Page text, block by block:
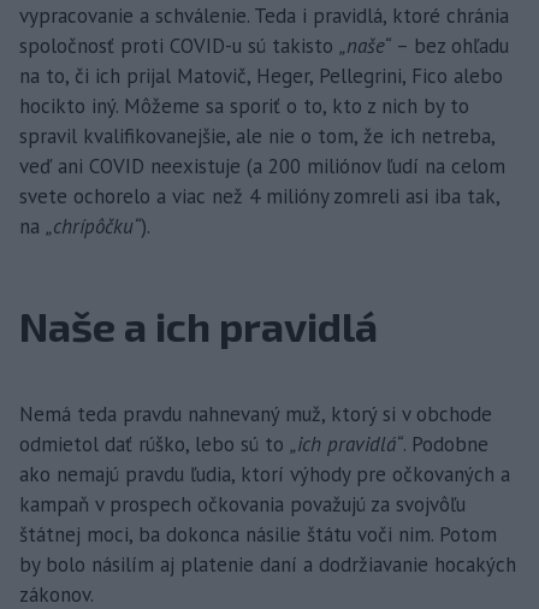
vypracovanie a schválenie. Teda i pravidlá, ktoré chránia
spoločnosť proti COVID-u sú takisto „naše“ – bez ohľadu
na to, či ich prijal Matovič, Heger, Pellegrini, Fico alebo
hocikto iný. Môžeme sa sporiť o to, kto z nich by to
spravil kvalifikovanejšie, ale nie o tom, že ich netreba,
veď ani COVID neexistuje (a 200 miliónov ľudí na celom
svete ochorelo a viac než 4 milióny zomreli asi iba tak,
na „chrípôčku“).
Naše a ich pravidlá
Nemá teda pravdu nahnevaný muž, ktorý si v obchode
odmietol dať rúško, lebo sú to „ich pravidlá“. Podobne
ako nemajú pravdu ľudia, ktorí výhody pre očkovaných a
kampaň v prospech očkovania považujú za svojvôľu
štátnej moci, ba dokonca násilie štátu voči nim. Potom
by bolo násilím aj platenie daní a dodržiavanie hocakých
zákonov.